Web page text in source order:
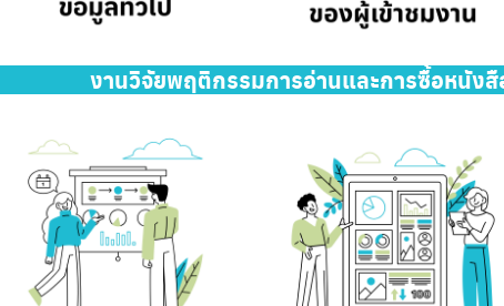
งานวิจัยพฤติกรรมการอ่านและการซื้อหนัง